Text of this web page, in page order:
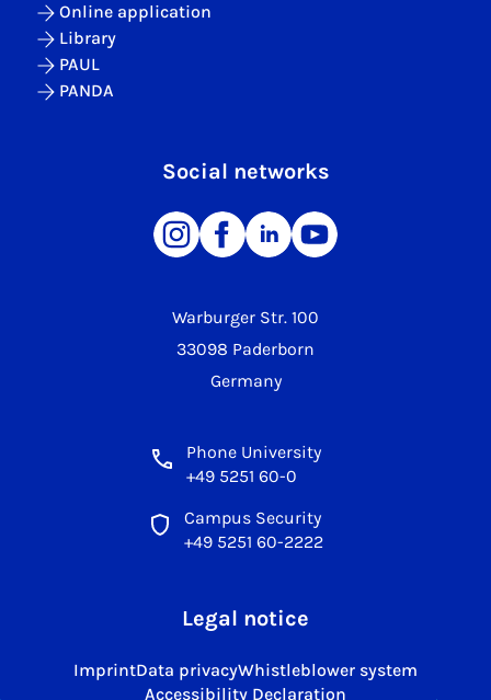
Warburger Str. 100
33098 Paderborn
Germany
Phone University
+49 5251 60-0
Campus Security
+49 5251 60-2222
Online application
Library
PAUL
PANDA
Social networks
Legal notice
ImprintData privacyWhistleblower system
Accessibility Declaration